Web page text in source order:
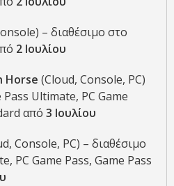
– διαθέσιμο στο
2 Ιουλίου
Horse (Cloud, Console, PC)
Ultimate, PC Game
από 3 Ιουλίου
Console, PC) – διαθέσιμο
PC Game Pass, Game Pass